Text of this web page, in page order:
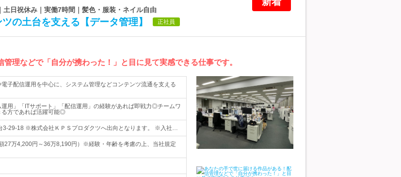
日祝休み｜実働7時間｜髪色・服装・ネイル自由
の土台を支える【データ管理】 正社員
理などで「自分が携わった！」と目に見て実感できる仕事です。
子配信運用を中心に、システム管理などコンテンツ流通を支える
運用」「ITサポート」「配信運用」の経験があれば即戦力◎チームワ
る方であれば活躍可能◎
3‐29‐18 ※株式会社ＫＰＳプロダクツへ出向となります。 ※入社…
27万4,200円～36万8,190円）※経験・年齢を考慮の上、当社規定